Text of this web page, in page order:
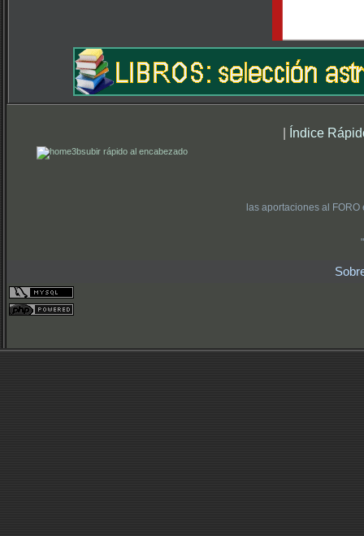
| Índice
subir rápido al encabezado
las aportaciones al